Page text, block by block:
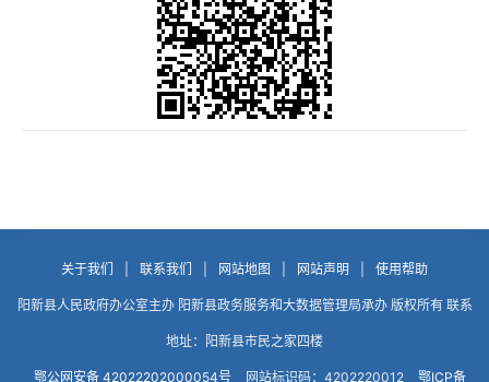
关于我们 联系我们 网站地图 网站声明 使用帮助
阳新县人民政府办公室主办 阳新县政务服务和大数据管理局承办 版权所有 联系
地址：阳新县市民之家四楼
鄂公网安备 42022202000054号 网站标识码：4202220012 鄂ICP备